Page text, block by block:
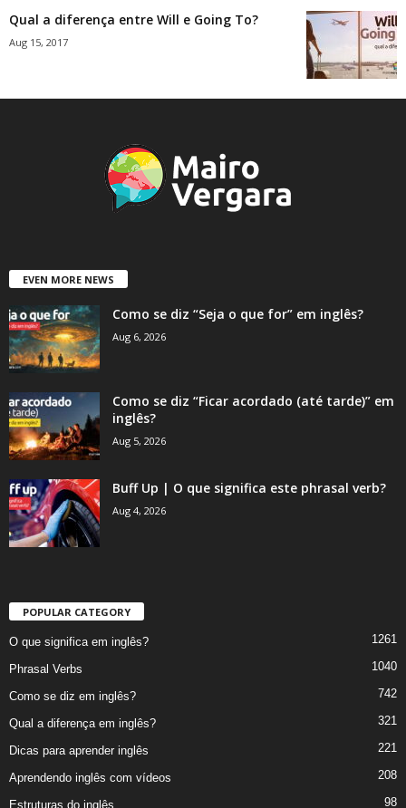
Qual a diferença entre Will e Going To?
Aug 15, 2017
EVEN MORE NEWS
Como se diz “Seja o que for” em inglês?
Aug 6, 2026
Como se diz “Ficar acordado (até tarde)” em
inglês?
Aug 5, 2026
Buff Up | O que significa este phrasal verb?
Aug 4, 2026
POPULAR CATEGORY
O que significa em inglês? 1261
Phrasal Verbs 1040
Como se diz em inglês? 742
Qual a diferença em inglês? 321
Dicas para aprender inglês 221
Aprendendo inglês com vídeos 208
Estruturas do inglês 98